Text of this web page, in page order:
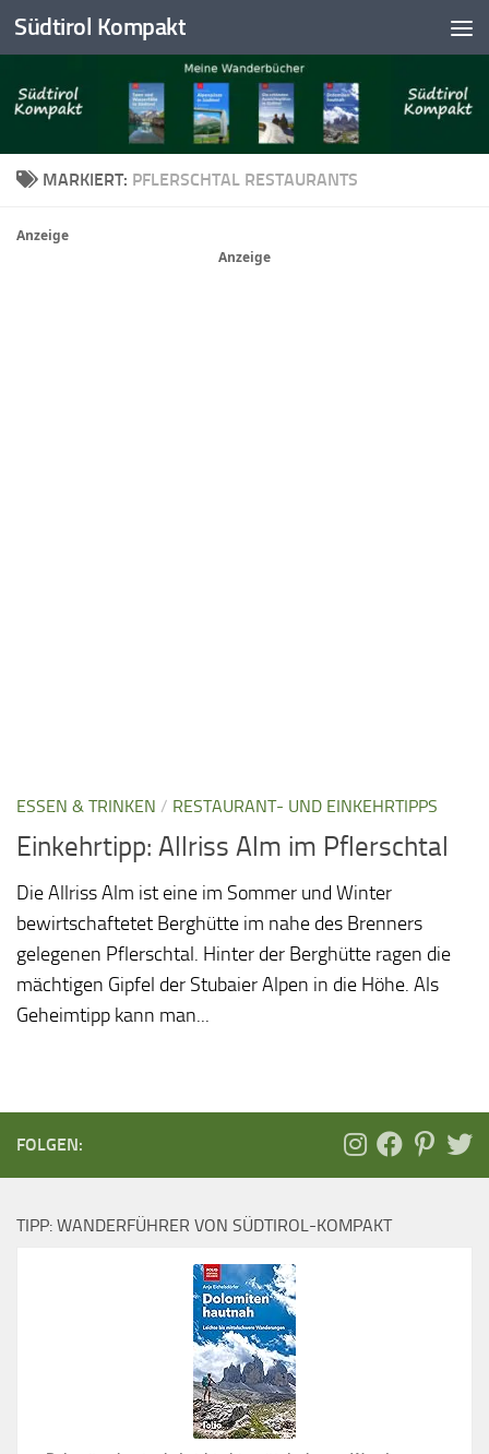
Skip to content
Südtirol Kompakt
MARKIERT: PFLERSCHTAL RESTAURANTS
Anzeige
Anzeige
ESSEN & TRINKEN / RESTAURANT- UND EINKEHRTIPPS
Einkehrtipp: Allriss Alm im Pflerschtal
Die Allriss Alm ist eine im Sommer und Winter
bewirtschaftetet Berghütte im nahe des Brenners
gelegenen Pflerschtal. Hinter der Berghütte ragen die
mächtigen Gipfel der Stubaier Alpen in die Höhe. Als
Geheimtipp kann man...
FOLGEN:
TIPP: WANDERFÜHRER VON SÜDTIROL-KOMPAKT